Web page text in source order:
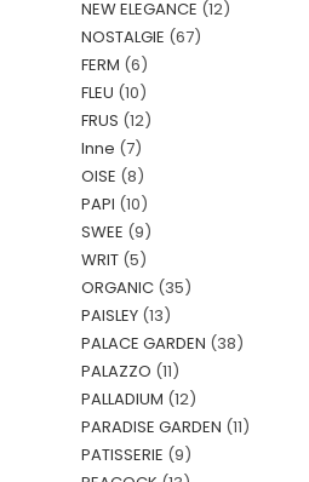
NEW ELEGANCE (12)
NOSTALGIE (67)
FERM (6)
FLEU (10)
FRUS (12)
Inne (7)
OISE (8)
PAPI (10)
SWEE (9)
WRIT (5)
ORGANIC (35)
PAISLEY (13)
PALACE GARDEN (38)
PALAZZO (11)
PALLADIUM (12)
PARADISE GARDEN (11)
PATISSERIE (9)